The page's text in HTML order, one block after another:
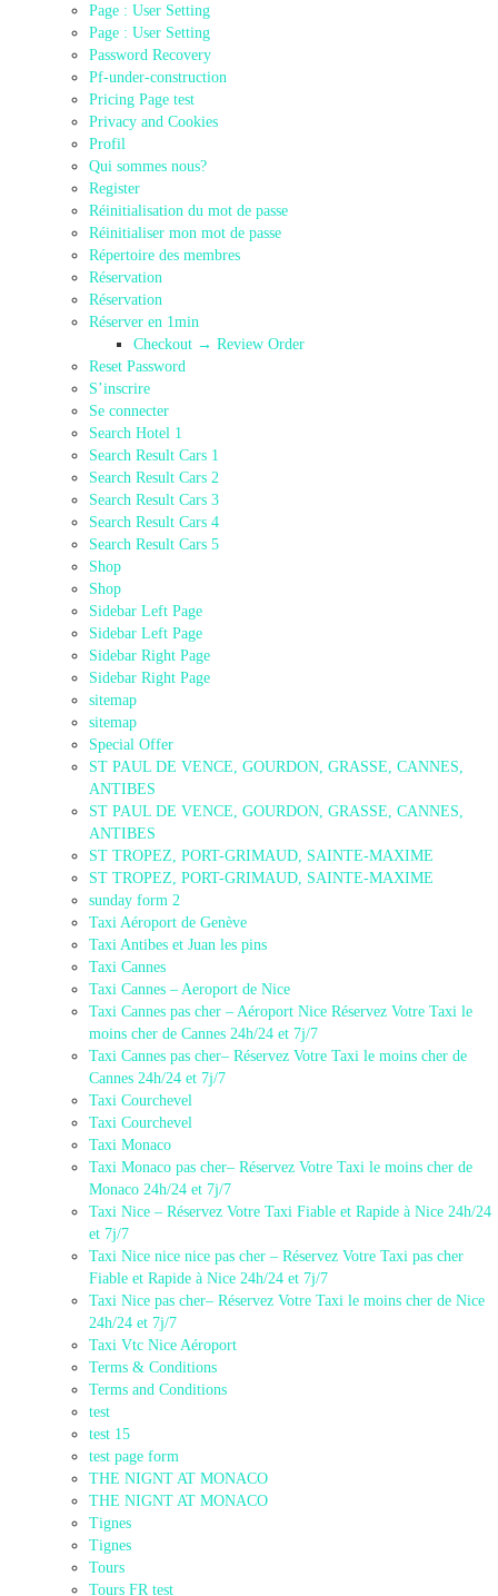
Page : User Setting
Page : User Setting
Password Recovery
Pf-under-construction
Pricing Page test
Privacy and Cookies
Profil
Qui sommes nous?
Register
Réinitialisation du mot de passe
Réinitialiser mon mot de passe
Répertoire des membres
Réservation
Réservation
Réserver en 1min
Checkout → Review Order
Reset Password
S’inscrire
Se connecter
Search Hotel 1
Search Result Cars 1
Search Result Cars 2
Search Result Cars 3
Search Result Cars 4
Search Result Cars 5
Shop
Shop
Sidebar Left Page
Sidebar Left Page
Sidebar Right Page
Sidebar Right Page
sitemap
sitemap
Special Offer
ST PAUL DE VENCE, GOURDON, GRASSE, CANNES,
ANTIBES
ST PAUL DE VENCE, GOURDON, GRASSE, CANNES,
ANTIBES
ST TROPEZ, PORT-GRIMAUD, SAINTE-MAXIME
ST TROPEZ, PORT-GRIMAUD, SAINTE-MAXIME
sunday form 2
Taxi Aéroport de Genève
Taxi Antibes et Juan les pins
Taxi Cannes
Taxi Cannes – Aeroport de Nice
Taxi Cannes pas cher – Aéroport Nice Réservez Votre Taxi le
moins cher de Cannes 24h/24 et 7j/7
Taxi Cannes pas cher– Réservez Votre Taxi le moins cher de
Cannes 24h/24 et 7j/7
Taxi Courchevel
Taxi Courchevel
Taxi Monaco
Taxi Monaco pas cher– Réservez Votre Taxi le moins cher de
Monaco 24h/24 et 7j/7
Taxi Nice – Réservez Votre Taxi Fiable et Rapide à Nice 24h/24
et 7j/7
Taxi Nice nice nice pas cher – Réservez Votre Taxi pas cher
Fiable et Rapide à Nice 24h/24 et 7j/7
Taxi Nice pas cher– Réservez Votre Taxi le moins cher de Nice
24h/24 et 7j/7
Taxi Vtc Nice Aéroport
Terms & Conditions
Terms and Conditions
test
test 15
test page form
THE NIGNT AT MONACO
THE NIGNT AT MONACO
Tignes
Tignes
Tours
Tours FR test